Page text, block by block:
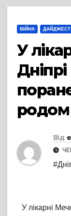
ВІЙНА ДАЙДЖЕСТ
У
родом
Від
У лікарні